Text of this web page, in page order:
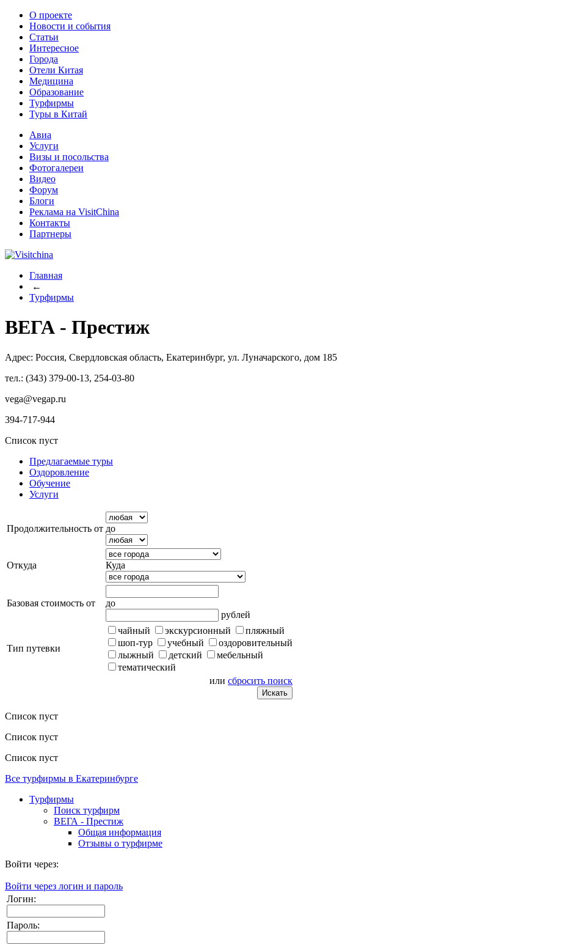
О проекте
Новости и события
Статьи
Интересное
Города
Отели Китая
Медицина
Образование
Турфирмы
Туры в Китай
Авиа
Услуги
Визы и посольства
Фотогалереи
Видео
Форум
Блоги
Реклама на VisitChina
Контакты
Партнеры
Главная
←
Турфирмы
ВЕГА - Престиж
Адрес: Россия, Свердловская область, Екатеринбург, ул. Луначарского, дом 185
тел.: (343) 379-00-13, 254-03-80
vega@vegap.ru
394-717-944
Список пуст
Предлагаемые туры
Оздоровление
Обучение
Услуги
Продолжительность от до
Откуда Куда
Базовая стоимость от
до
рублей
Тип путевки
чайный экскурсионный
пляжный
шоп-тур
учебный
оздоровительный
лыжный
детский
мебельный
тематический
или сбросить поиск
Список пуст
Список пуст
Список пуст
Все турфирмы в Екатеринбурге
Турфирмы
Поиск турфирм
ВЕГА - Престиж
Общая информация
Отзывы о турфирме
Войти через:
Войти через логин и пароль
Логин:
Пароль: